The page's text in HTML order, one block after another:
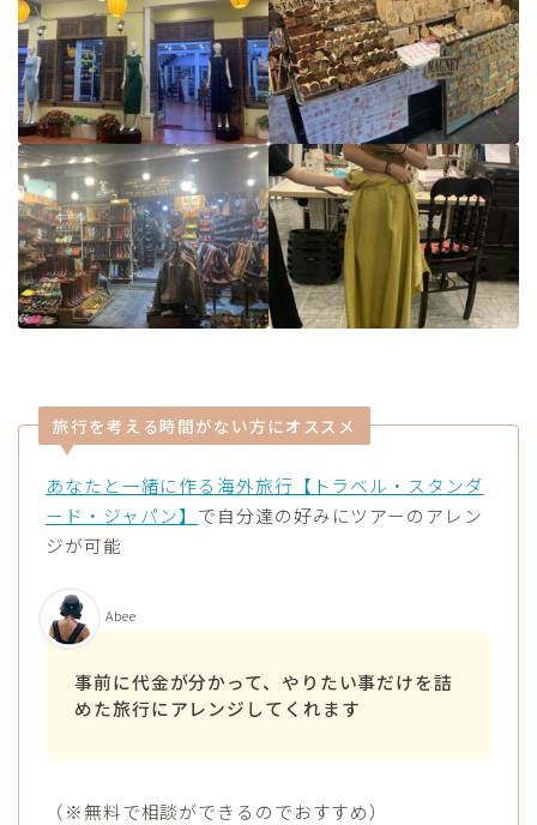
旅行を考える時間がない方にオススメ
あなたと一緒に作る海外旅行【トラベル・スタンダ
ード・ジャパン】 で自分達の好みにツアーのアレン
ジが可能
事前に代金が分かって、やりたい事だけを詰
めた旅行にアレンジしてくれます
Abee
（※無料で相談ができるのでおすすめ）